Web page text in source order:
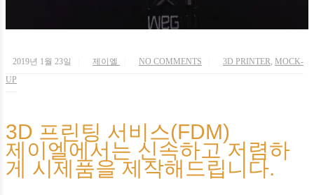
2019년 1월 23일 제이엘 NO COMMENTS 3D PRINTER, MOCK-
UP
3D 프린팅 서비스(FDM)
제이엘에서는 신속하고 저렴하
게 시제품을 제작해드립니다.